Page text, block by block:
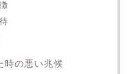
時の悪い兆候